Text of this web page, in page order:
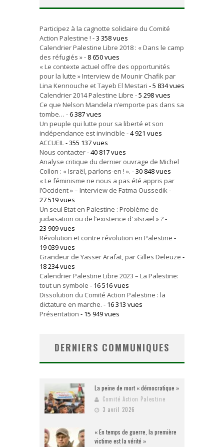
Participez à la cagnotte solidaire du Comité
Action Palestine ! - 3 358 vues
Calendrier Palestine Libre 2018 : « Dans le camp
des réfugiés »- 8 650 vues
« Le contexte actuel offre des opportunités
pour la lutte » Interview de Mounir Chafik par
Lina Kennouche et Tayeb El Mestari - 5 834 vues
Calendrier 2014 Palestine Libre - 5 298 vues
Ce que Nelson Mandela n’emporte pas dans sa
tombe… - 6 387 vues
Un peuple qui lutte pour sa liberté et son
indépendance est invincible - 4 921 vues
ACCUEIL- 355 137 vues
Nous contacter- 40 817 vues
Analyse critique du dernier ouvrage de Michel
Collon : « Israël, parlons-en ! ». - 30 848 vues
« Le féminisme ne nous a pas été appris par
l’Occident » – Interview de Fatma Oussedik-
27 519 vues
Un seul Etat en Palestine : Problème de
judaïsation ou de l’existence d' »Israël » ?-
23 909 vues
Révolution et contre révolution en Palestine -
19 039 vues
Grandeur de Yasser Arafat, par Gilles Deleuze -
18 234 vues
Calendrier Palestine Libre 2023 – La Palestine:
tout un symbole - 16 516 vues
Dissolution du Comité Action Palestine : la
dictature en marche. - 16 313 vues
Présentation - 15 949 vues
DERNIERS COMMUNIQUES
La peine de mort « démocratique »
Comité Action Palestine
3 avril 2026
« En temps de guerre, la première
victime est la vérité »